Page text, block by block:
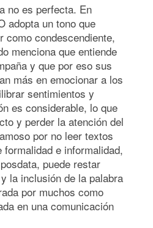
no es perfecta. En
adopta un tono que
como condescendiente,
menciona que entiende
y que por eso sus
más en emocionar a los
sentimientos y
es considerable, lo que
y perder la atención del
por no leer textos
e informalidad,
puede restar
la inclusión de la palabra
por muchos como
en una comunicación